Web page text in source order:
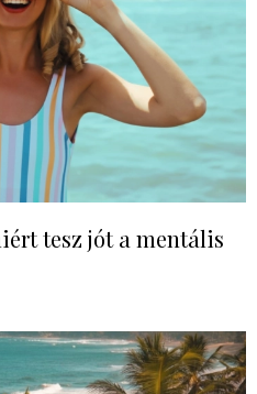
tesz jót a mentális